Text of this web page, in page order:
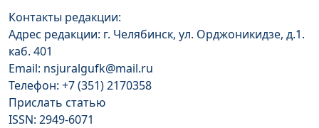
Контакты редакции:
Адрес редакции: г. Челябинск, ул. Орджоникидзе, д.1.
каб. 401
Email: nsjuralgufk@mail.ru
Телефон: +7 (351) 2170358
Прислать статью
ISSN: 2949-6071